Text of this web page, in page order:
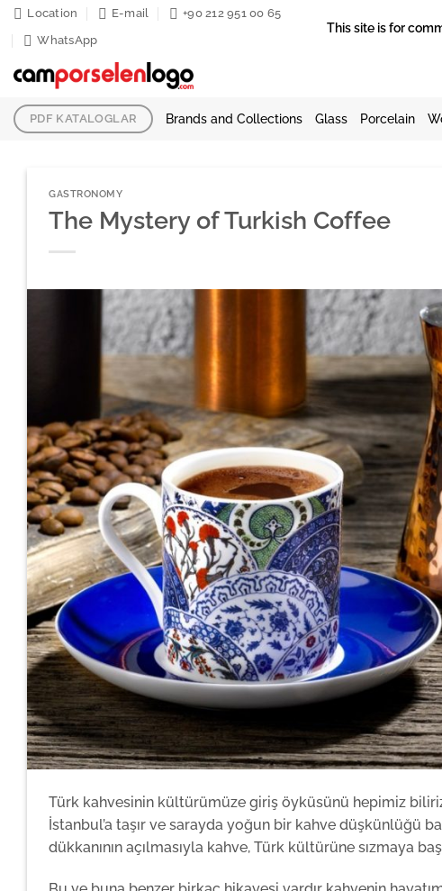
Skip
to
Location E-mail
+90 212 951 00 65
WhatsApp
This site is for
PDF KATALOGLAR Brands and Collections Glass Porcelain
GASTRONOMY
The Mystery of Turkish Coffee
Türk kahvesinin kültürümüze giriş öyküsünü hepimiz biliriz;
İstanbul’a taşır ve sarayda yoğun bir kahve düşkünlüğü
dükkanının açılmasıyla kahve, Türk kültürüne sızmaya